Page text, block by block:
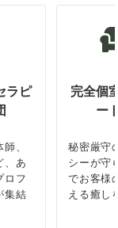
ラピ
、
、あ
ロフ
集結
完全個
ー
秘密厳守
シーが守
でお客様
える癒し